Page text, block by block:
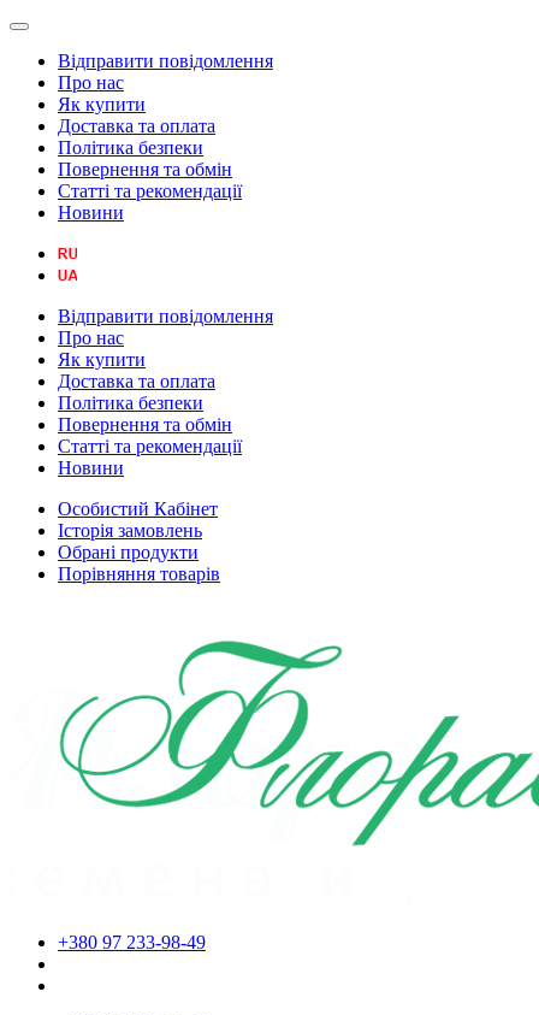
Відправити повідомлення
Про нас
Як купити
Доставка та оплата
Політика безпеки
Повернення та обмін
Статті та рекомендації
Новини
Відправити повідомлення
Про нас
Як купити
Доставка та оплата
Політика безпеки
Повернення та обмін
Статті та рекомендації
Новини
Особистий Кабінет
Історія замовлень
Обрані продукти
Порівняння товарів
+380 97 233-98-49